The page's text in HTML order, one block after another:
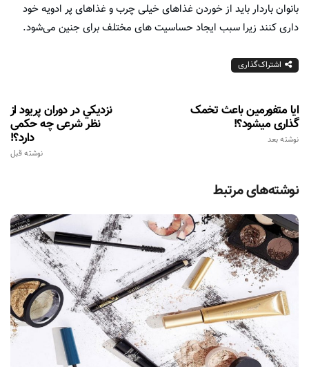
بانوان باردار باید از خوردن غذا‌های خیلی چرب و غذا‌های پر ادویه خود
داری کنند زیرا سبب ایجاد حساسیت های مختلف برای جنین می‌شود.
اشتراک‌گذاری
نزديكي در دوران پريود از
نظر شرعی چه حکمی
دارد؟!
نوشته قبل
ایا متفورمین باعث تخمک
گذاری میشود؟!
نوشته بعد
نوشته‌های مرتبط